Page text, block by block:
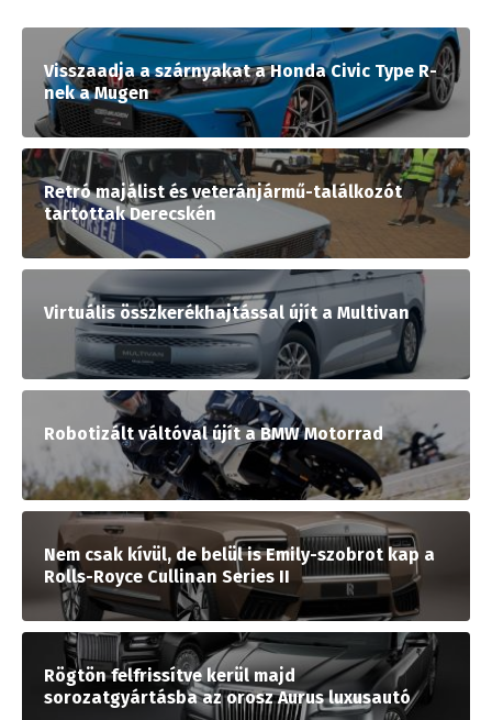
Visszaadja a szárnyakat a Honda Civic Type R-
nek a Mugen
Retró majálist és veteránjármű-találkozót
tartottak Derecskén
Virtuális összkerékhajtással újít a Multivan
Robotizált váltóval újít a BMW Motorrad
Nem csak kívül, de belül is Emily-szobrot kap a
Rolls-Royce Cullinan Series II
Rögtön felfrissítve kerül majd
sorozatgyártásba az orosz Aurus luxusautó